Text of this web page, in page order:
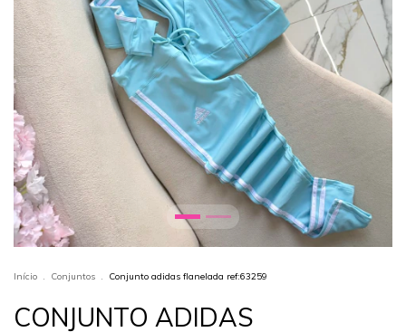
Início . Conjuntos . Conjunto adidas flanelada ref:63259
CONJUNTO ADIDAS